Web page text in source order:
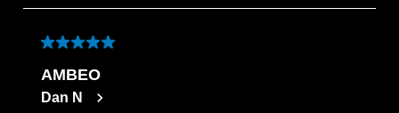
Reviews
5 out of 5 stars.
AMBEO
Dan N